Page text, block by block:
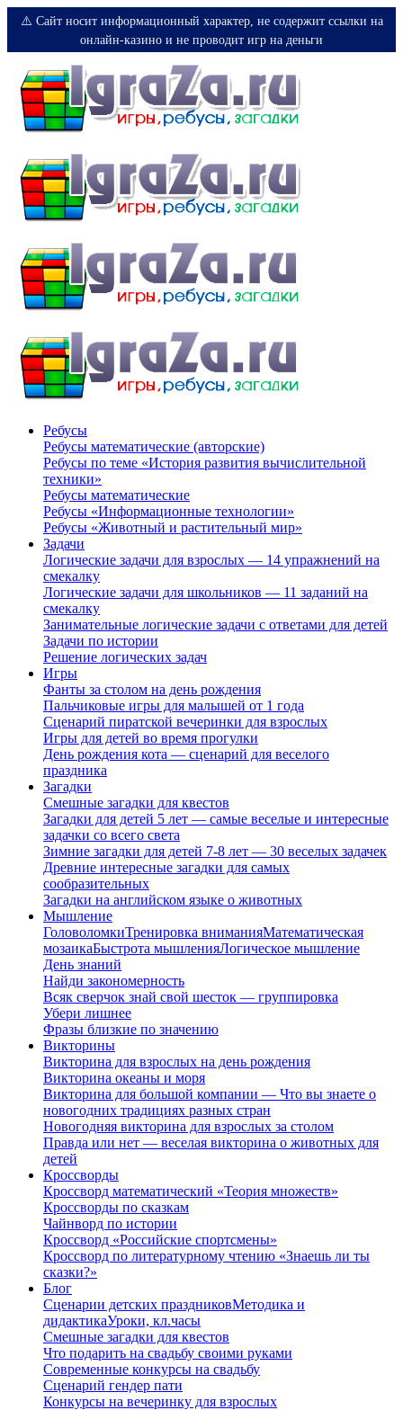
⚠️ Сайт носит информационный характер, не содержит ссылки на
онлайн-казино и не проводит игр на деньги
Ребусы
Ребусы математические (авторские)
Ребусы по теме «История развития вычислительной
техники»
Ребусы математические
Ребусы «Информационные технологии»
Ребусы «Животный и растительный мир»
Задачи
Логические задачи для взрослых — 14 упражнений на
смекалку
Логические задачи для школьников — 11 заданий на
смекалку
Занимательные логические задачи с ответами для детей
Задачи по истории
Решение логических задач
Игры
Фанты за столом на день рождения
Пальчиковые игры для малышей от 1 года
Сценарий пиратской вечеринки для взрослых
Игры для детей во время прогулки
День рождения кота — сценарий для веселого
праздника
Загадки
Смешные загадки для квестов
Загадки для детей 5 лет — самые веселые и интересные
задачки со всего света
Зимние загадки для детей 7-8 лет — 30 веселых задачек
Древние интересные загадки для самых
сообразительных
Загадки на английском языке о животных
Мышление
ГоловоломкиТренировка вниманияМатематическая
мозаикаБыстрота мышленияЛогическое мышление
День знаний
Найди закономерность
Всяк сверчок знай свой шесток — группировка
Убери лишнее
Фразы близкие по значению
Викторины
Викторина для взрослых на день рождения
Викторина океаны и моря
Викторина для большой компании — Что вы знаете о
новогодних традициях разных стран
Новогодняя викторина для взрослых за столом
Правда или нет — веселая викторина о животных для
детей
Кроссворды
Кроссворд математический «Теория множеств»
Кроссворды по сказкам
Чайнворд по истории
Кроссворд «Российские спортсмены»
Кроссворд по литературному чтению «Знаешь ли ты
сказки?»
Блог
Сценарии детских праздниковМетодика и
дидактикаУроки, кл.часы
Смешные загадки для квестов
Что подарить на свадьбу своими руками
Современные конкурсы на свадьбу
Сценарий гендер пати
Конкурсы на вечеринку для взрослых